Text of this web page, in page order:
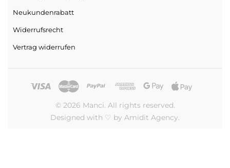
Neukundenrabatt
Widerrufsrecht
Vertrag widerrufen
© 2026 Manci. All rights reserved.
Designed with ♡ by Amidit Agency.